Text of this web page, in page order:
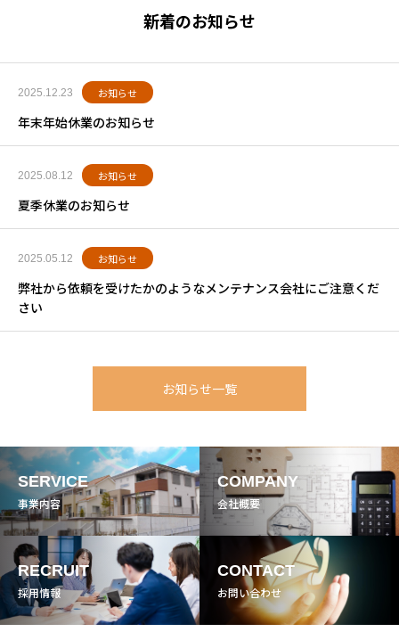
新着のお知らせ
2025.12.23 お知らせ
年末年始休業のお知らせ
2025.08.12 お知らせ
夏季休業のお知らせ
2025.05.12 お知らせ
弊社から依頼を受けたかのようなメンテナンス会社にご注意くだ
さい
お知らせ一覧
SERVICE
事業内容
COMPANY
会社概要
RECRUIT
採用情報
CONTACT
お問い合わせ